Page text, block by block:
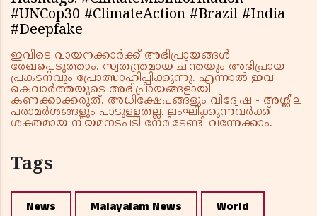
#UNCop30 #ClimateAction #Brazil #India
#Deepfake
ഇവിടെ വായനക്കാർക്ക് അഭിപ്രായങ്ങൾ
രേഖപ്പെടുത്താം. സ്വതന്ത്രമായ ചിന്തയും അഭിപ്രായ
പ്രകടനവും പ്രോത്സാഹിപ്പിക്കുന്നു. എന്നാൽ ഇവ
കെവാർത്തയുടെ അഭിപ്രായങ്ങളായി
കണക്കാക്കരുത്. അധിക്ഷേപങ്ങളും വിദ്വേഷ - അശ്ലീല
പരാമർശങ്ങളും പാടുള്ളതല്ല. ലംഘിക്കുന്നവർക്ക്
ശക്തമായ നിയമനടപടി നേരിടേണ്ടി വന്നേക്കാം.
Tags
News Malayalam News World